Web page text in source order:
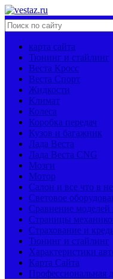
карта сайта
Тюнинг и стайлинг
Веста Кросс
Веста Спорт
Жидкости
Климат
Колеса
Коробка передач
Кузов и багажник
Лада Веста
Лада Веста CNG
Мозги
Мотор
Салон и все что в
Световое
Сравнение
Страницы
Страхование и
Тюнинг и стайлинг
Характеристики
Карта Сайта
Профессиональная